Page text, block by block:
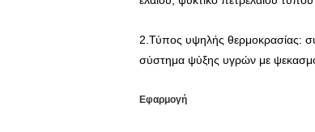
2.Τύπος υψηλής θερμοκρασίας:
σύστημα ψύξης υγρών με
Εφαρμογή